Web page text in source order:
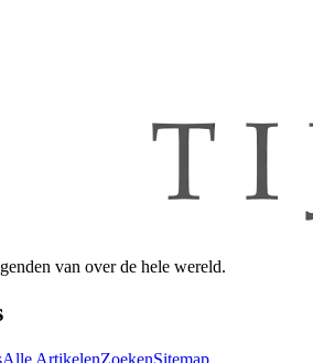
van over de hele wereld.